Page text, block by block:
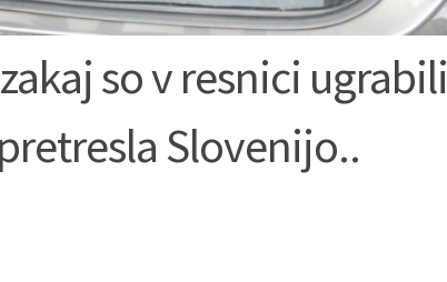
so v resnici ugrabili
Slovenijo..